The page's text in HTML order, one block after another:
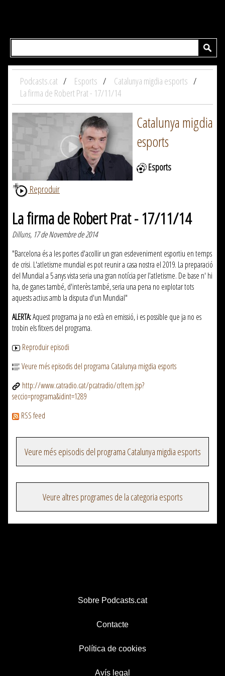
Podcasts.cat Esports
Catalunya migdia esports
La firma de Robert Prat - 17/11/14
Catalunya migdia
esports
Esports
Reproduir
La firma de Robert Prat - 17/11/14
Dilluns, 17 de Novembre de 2014
"Barcelona és a les portes d'acollir un gran esdeveniment esportiu en temps
de crisi. L'atletisme mundial es pot reunir a casa nostra el 2019. La preparació
del Mundial a 5 anys vista seria una gran notícia per l'atletisme. De base n' hi
ha, de ganes també, d'interès també, seria una pena no explotar tots
aquests actius amb la disputa d'un Mundial"
ALERTA:Aquest programa ja no està en emissió, i es possible que ja no es
trobin els fitxers del programa.
Reproduir episodi
Veure més episodis del programa Catalunya migdia esports
http://www.catradio.cat/pcatradio/crItem.jsp?
seccio=programa&idint=1289
RSS feed
Veure més episodis del programa Catalunya migdia esports
Veure altres programes de la categoria esports
Sobre Podcasts.cat
Contacte
Política de cookies
Avís legal